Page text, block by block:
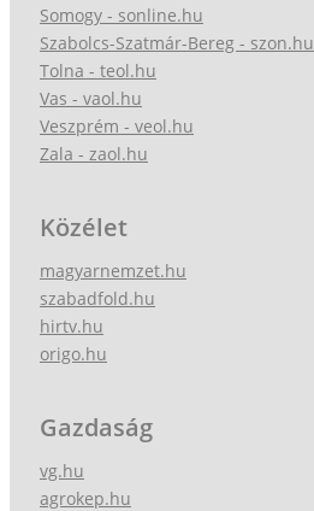
Somogy - sonline.hu
Szabolcs-Szatmár-Bereg - szon.hu
Tolna - teol.hu
Vas - vaol.hu
Veszprém - veol.hu
Zala - zaol.hu
Közélet
magyarnemzet.hu
szabadfold.hu
hirtv.hu
origo.hu
Gazdaság
vg.hu
agrokep.hu